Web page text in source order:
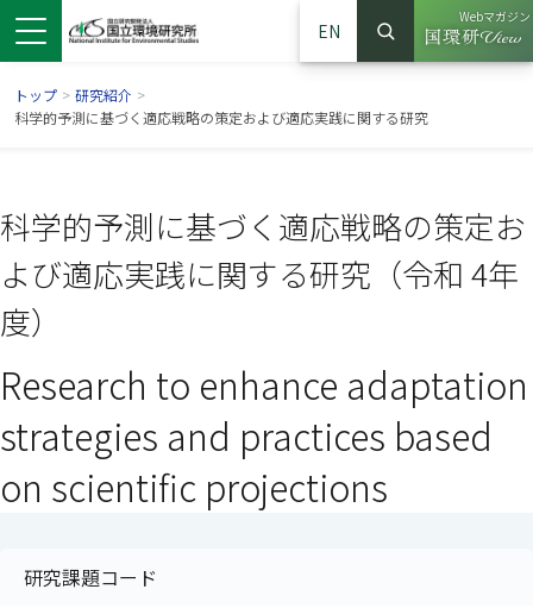
ウで開きます）
ンドウで開きます）
ウインドウで開きます）
EN
サイト内検索
検索
Webマガジン
（別ウイ
トップ > 研究紹介 >
科学的予測に基づく適応戦略の策定および適応実践に関する研究
科学的予測に基づく適応戦略の策定お
よび適応実践に関する研究（令和 4年
度）
Research to enhance adaptation
strategies and practices based
on scientific projections
研究課題コード